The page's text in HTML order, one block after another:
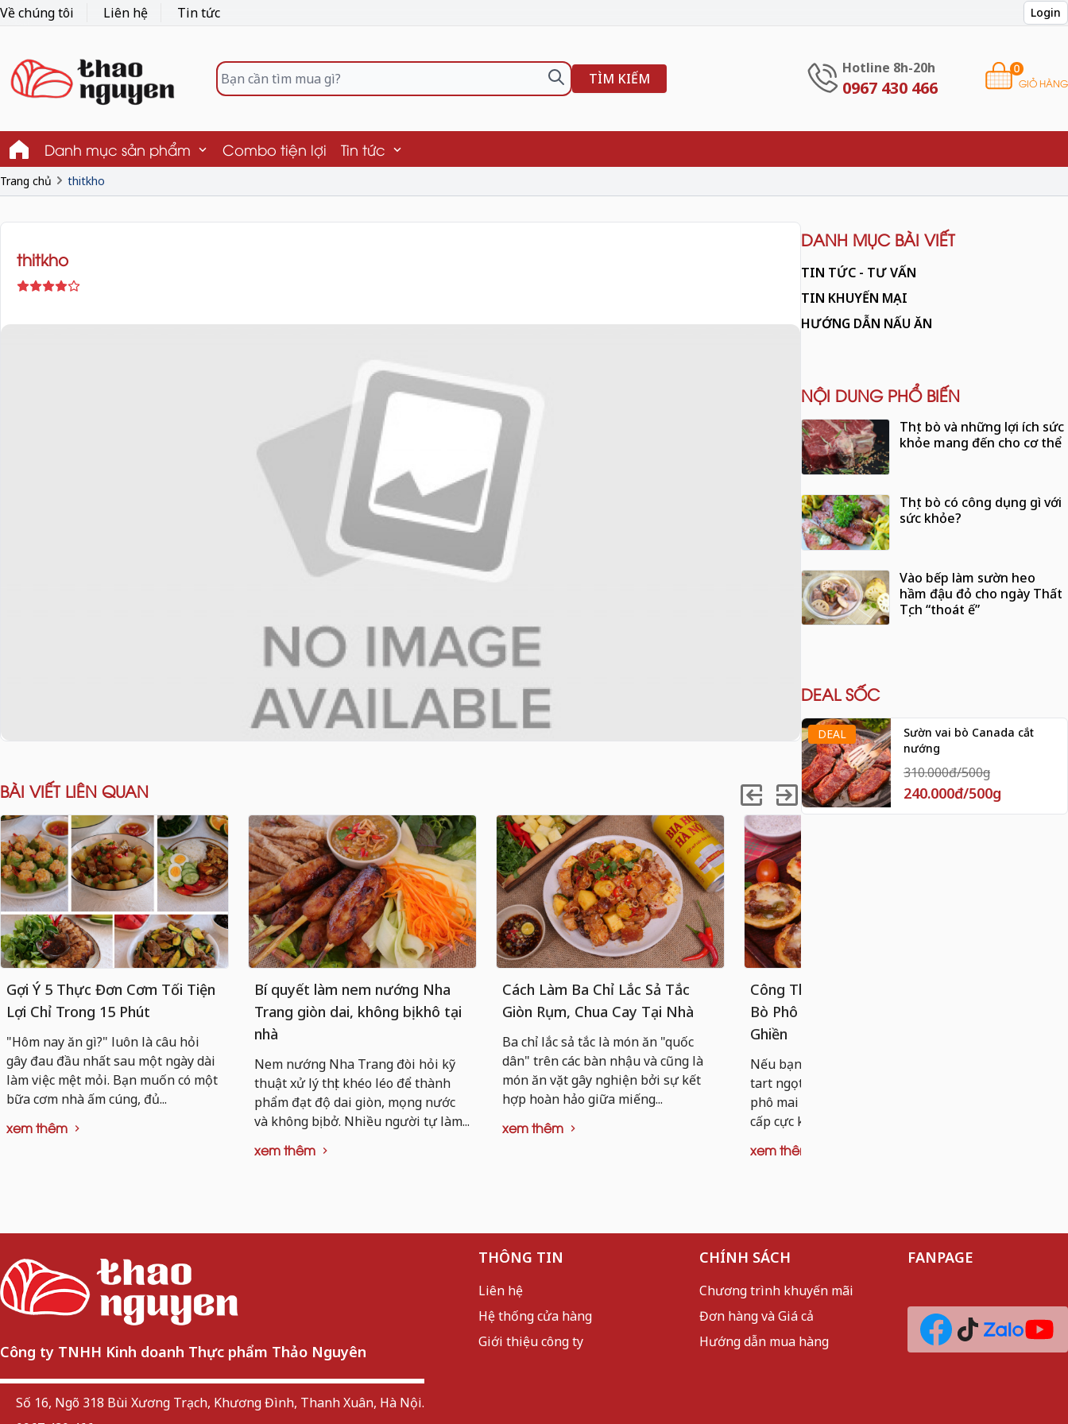
Về chúng tôi Liên hệ Tin tức Login
TÌM KIẾM
Hotline 8h-20h
0967 430 466 GIỎ HÀNG
0
Danh mục sản phẩm Combo tiện lợi Tin tức
Trang chủ thitkho
thitkho
BÀI VIẾT LIÊN QUAN
Gợi Ý 5 Thực Đơn Cơm Tối Tiện
Lợi Chỉ Trong 15 Phút
"Hôm nay ăn gì?" luôn là câu hỏi
gây đau đầu nhất sau một ngày dài
làm việc mệt mỏi. Bạn muốn có một
bữa cơm nhà ấm cúng, đủ...
xem thêm
Bí quyết làm nem nướng Nha
Trang giòn dai, không bị khô tại
nhà
Nem nướng Nha Trang đòi hỏi kỹ
thuật xử lý thịt khéo léo để thành
phẩm đạt độ dai giòn, mọng nước
và không bị bở. Nhiều người tự làm...
xem thêm
Cách Làm Ba Chỉ Lắc Sả Tắc
Giòn Rụm, Chua Cay Tại Nhà
Ba chỉ lắc sả tắc là món ăn "quốc
dân" trên các bàn nhậu và cũng là
món ăn vặt gây nghiện bởi sự kết
hợp hoàn hảo giữa miếng...
xem thêm
Công Thức Bánh Tart Khoai Tây
Bò Phô Mai Béo Ngậy, Ăn Là
Ghiền
Nếu bạn đã quá quen với các loại
tart ngọt, thì tart khoai tây nhân bò
phô mai chính là phiên bản nâng
cấp cực kỳ đáng thử. Thay vì...
xem thêm
DANH MỤC BÀI VIẾT
TIN TỨC - TƯ VẤN
TIN KHUYẾN MẠI
HƯỚNG DẪN NẤU ĂN
NỘI DUNG PHỔ BIẾN
Thịt bò và những lợi ích sức
khỏe mang đến cho cơ thể
Thịt bò có công dụng gì với
sức khỏe?
Vào bếp làm sườn heo
hầm đậu đỏ cho ngày Thất
Tịch “thoát ế”
DEAL SỐC
DEAL
Sườn vai bò Canada cắt
nướng
310.000đ/500g
240.000đ/500g
Công ty TNHH Kinh doanh Thực phẩm Thảo Nguyên
Số 16, Ngõ 318 Bùi Xương Trạch, Khương Đình, Thanh Xuân, Hà Nội.
THÔNG TIN
Liên hệ
Hệ thống cửa hàng
Giới thiệu công ty
CHÍNH SÁCH
Chương trình khuyến mãi
Đơn hàng và Giá cả
Hướng dẫn mua hàng
FANPAGE